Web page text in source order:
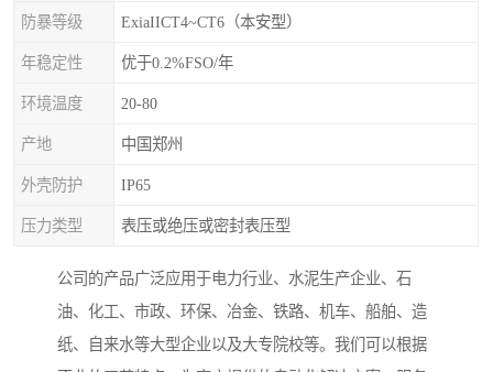
防暴等级 ExiaIICT4~CT6（本安型）
年稳定性 优于0.2%FSO/年
环境温度 20-80
产地 中国郑州
外壳防护 IP65
压力类型 表压或绝压或密封表压型
公司的产品广泛应用于电力行业、水泥生产企业、石
油、化工、市政、环保、冶金、铁路、机车、船舶、造
纸、自来水等大型企业以及大专院校等。我们可以根据